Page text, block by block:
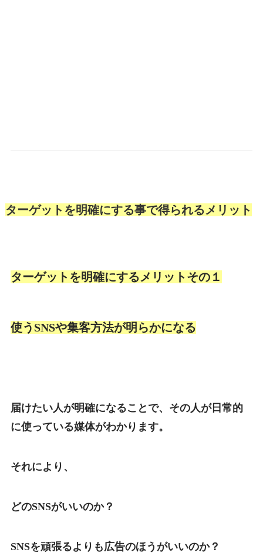
ターゲットを明確にする事で得られるメリット
ターゲットを明確にする メリットその１
使うSNSや集客方法が明らかになる
届けたい人が明確になることで、その人が日常的
に使っている媒体がわかります。
それにより、
どのSNSがいいのか？
SNSを頑張るよりも広告のほうがいいのか？